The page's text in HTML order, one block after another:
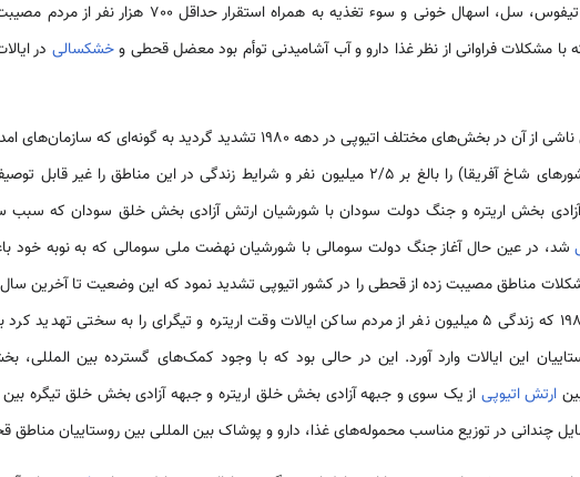
واگیرداری همچون تیفوس، سل، اسهال خونی و سوء تغذیه
با مشکلات فراوانی از نظر غذا دارو و آب آشامیدنی توأم بود معضل قحطی وخشکسالی در
بخش‌های مختلف اتیوپی در دهه 1980 تشدید گردید به گونه‌ای که سازمان‌های امدادی بین المللی تعداد قحطی زدگان
5 میلیون نفر و شرایط زندگی در این مناطق را غیر قابل توصیف خواندند. تشدید حملات نظامیان
بخش اریتره و جنگ دولت سودان با شورشیان ارتش آزادی بخش خلق سودان که سبب
شد، در عین حال آغاز جنگ دولت سومالی با شورشیان نهضت ملی سومالی که به نوبه خود
مناطق مصیبت زده از قحطی را در کشور اتیوپی تشدید نمود که این وضعیت تا آخرین سال‌های دهه 1980 میلادی
سال 1987 که زندگی 5 میلیون نفر از مردم ساکن ایالات وقت اریتره و تیگرای را به سختی
این ایالات وارد آورد. این در حالی بود که با وجود کمک‌های گسترده بین المللی،
ارتش اتیوپی از یک سوی و جبهه آزادی بخش خلق اریتره و جبهه آزادی بخش خلق تیگره بین
چندانی در توزیع مناسب محموله‌های غذا، دارو و پوشاک بین المللی بین روستاییان